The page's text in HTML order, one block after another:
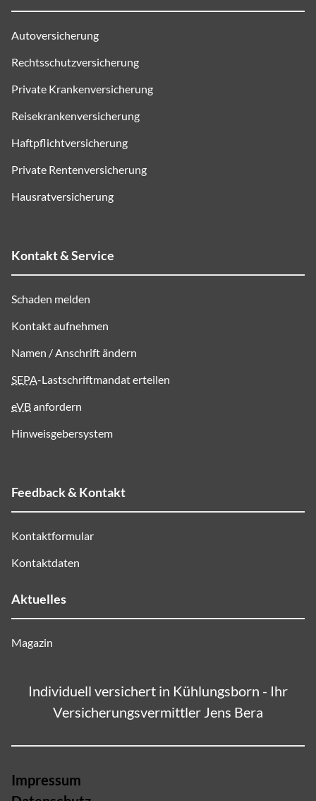
Autoversicherung
Rechtsschutzversicherung
Private Krankenversicherung
Reisekrankenversicherung
Haftpflichtversicherung
Private Rentenversicherung
Hausratversicherung
Kontakt & Service
Schaden melden
Kontakt aufnehmen
Namen / Anschrift ändern
SEPA-Lastschriftmandat erteilen
eVBanfordern
Hinweisgebersystem
Feedback & Kontakt
Kontaktformular
Kontaktdaten
Aktuelles
Magazin
Individuell versichert in Kühlungsborn - Ihr
Versicherungsvermittler Jens Bera
Impressum